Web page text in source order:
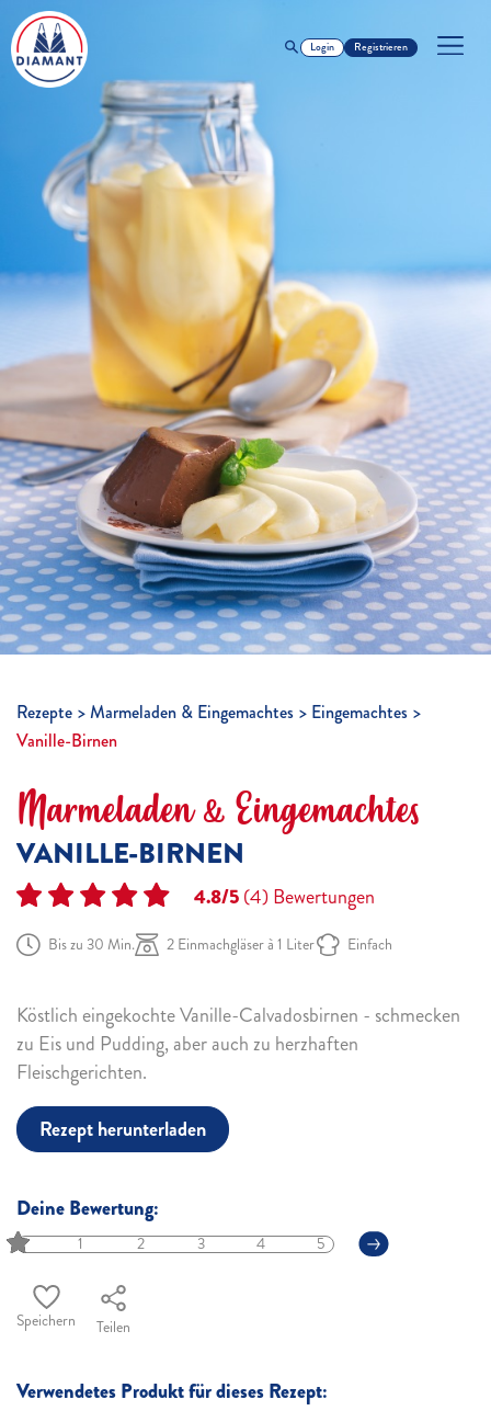
Login Registrieren
Rezepte Marmeladen & Eingemachtes
Eingemachtes
Vanille-Birnen
Marmeladen & Eingemachtes
VANILLE-BIRNEN
4.8/5(4)Bewertungen
Bis zu 30 Min. 2 Einmachgläser à 1 Liter Einfach
Köstlich eingekochte Vanille-Calvadosbirnen - schmecken
zu Eis und Pudding, aber auch zu herzhaften
Fleischgerichten.
Rezept herunterladen
Deine Bewertung:
1 2 3 4 5
Speichern Teilen
Verwendetes Produkt für dieses Rezept: